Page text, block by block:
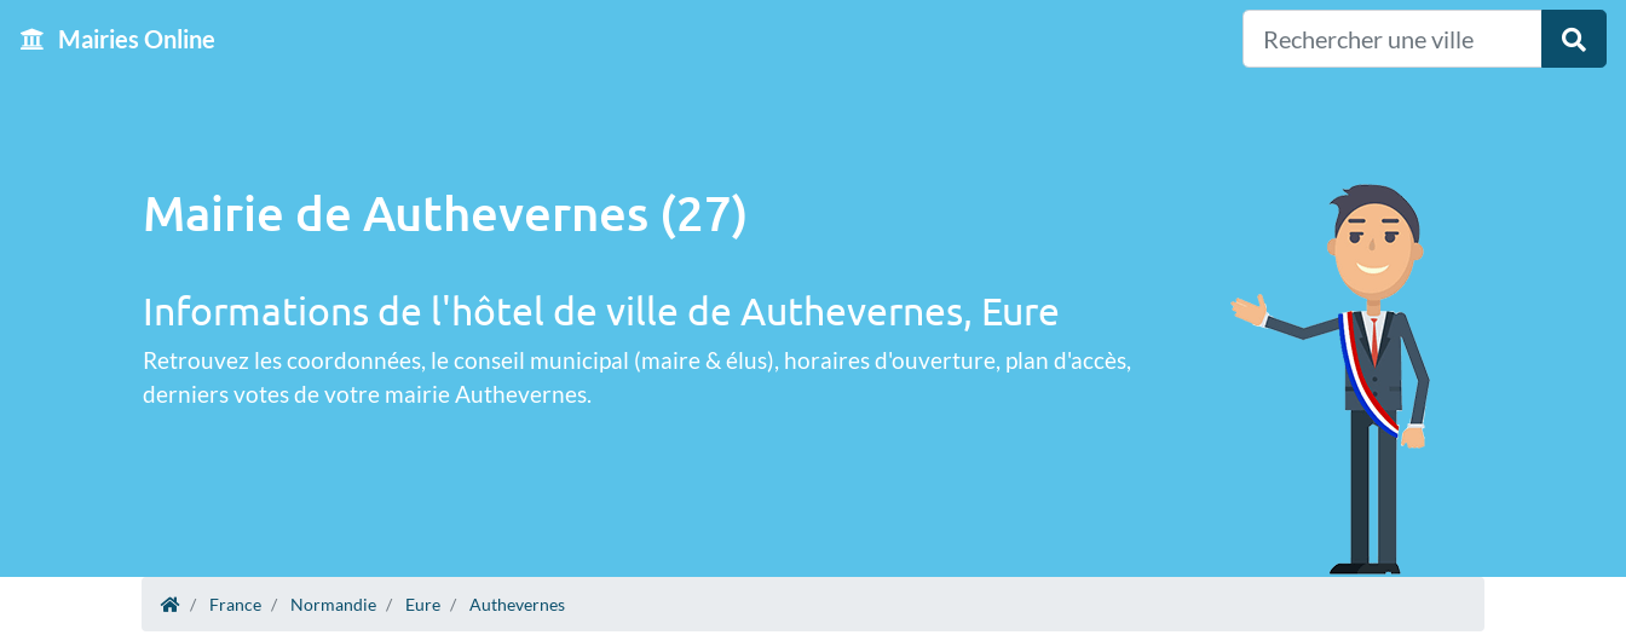
Mairies Online
Mairie de Authevernes (27)
Informations de l'hôtel de ville de Authevernes, Eure
Retrouvez les coordonnées, le conseil municipal (maire & élus), horaires d'ouverture, plan d'accès,
derniers votes de votre mairie Authevernes.
France Normandie Eure Authevernes